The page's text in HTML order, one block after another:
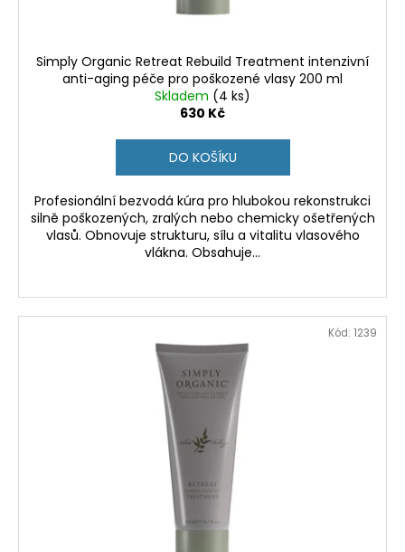
Simply Organic Retreat Rebuild Treatment intenzivní
anti-aging péče pro poškozené vlasy 200 ml
Skladem (4 ks)
630 Kč
DO KOŠÍKU
Profesionální bezvodá kúra pro hlubokou rekonstrukci
silně poškozených, zralých nebo chemicky ošetřených
vlasů. Obnovuje strukturu, sílu a vitalitu vlasového
vlákna. Obsahuje...
Kód: 1239